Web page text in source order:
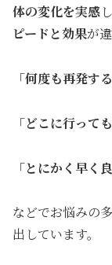
体の変化を実感
ピードと効果が
「何度も再発す
「どこに行って
「とにかく早く
などでお悩みの
出しています。